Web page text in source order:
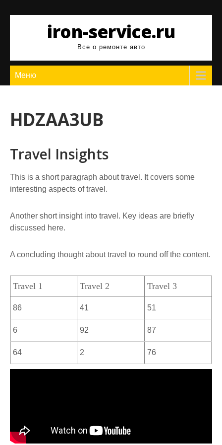
содержимомуiron-service.ru
Все о ремонте авто
Меню
HDZAA3UB
Travel Insights
This is a short paragraph about travel. It covers some
interesting aspects of travel.
Another short insight into travel. Key ideas are briefly
discussed here.
A concluding thought about travel to round off the content.
Travel 1 Travel 2 Travel 3
86 41 51
6 92 87
64 2 76